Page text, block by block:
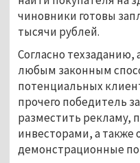
чиновники готовы
тысячи рублей.
Согласно техзаданию,
любым законным
потенциальных
прочего победитель
разместить рекламу,
инвесторами, а также
демонстрационные